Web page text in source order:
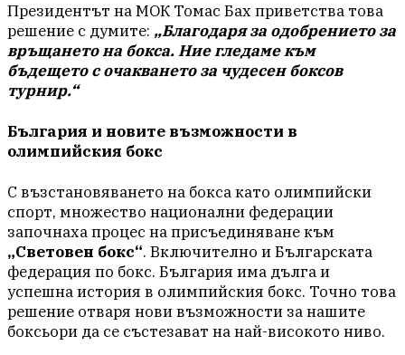
Президентът на МОК Томас Бах приветства това
решение с думите: „Благодаря за одобрението за
връщането на бокса. Ние гледаме към
бъдещето с очакването за чудесен боксов
турнир.“
България и новите възможности в
олимпийския бокс
С възстановяването на бокса като олимпийски
спорт, множество национални федерации
започнаха процес на присъединяване към
„Световен бокс“. Включително и Българската
федерация по бокс. България има дълга и
успешна история в олимпийския бокс. Точно това
решение отваря нови възможности за нашите
боксьори да се състезават на най-високото ниво.